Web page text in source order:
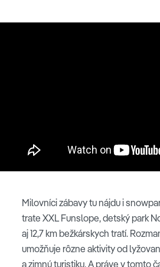
Milovníci zábavy tu nájdu i
trate XXL Funslope, detský park
aj 12,7 km bežkárskych tratí.
umožňuje rôzne aktivity od
a zimnú turistiku. A práve v tomto